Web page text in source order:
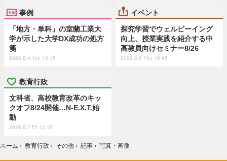
事例
「地方・単科」の室蘭工業大
学が示した大学DX成功の処方
箋
2026.8.4 Tue 12:15
イベント
探究学習でウェルビーイング
向上、授業実践を紹介する中
高教員向けセミナー8/26
2026.8.6 Thu 18:45
教育行政
文科省、高校教育改革のキッ
クオフ8/24開催…N-E.X.T.始
動
2026.8.7 Fri 12:15
ホーム › 教育行政 › その他 › 記事 › 写真・画像